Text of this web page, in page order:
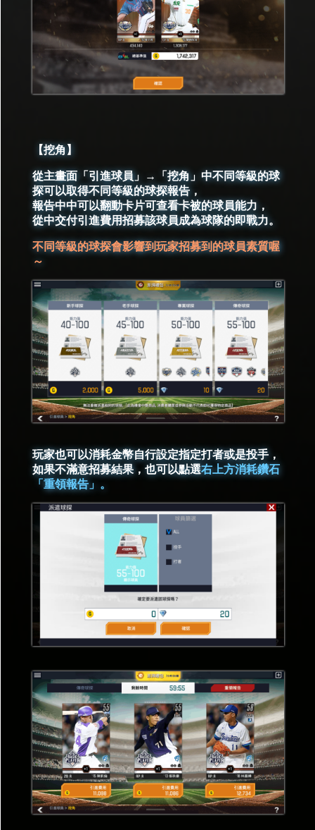
【挖角】
從主畫面「引進球員」→「挖角」中不同等級的球
探可以取得不同等級的球探報告，
報告中中可以翻動卡片可查看卡被的球員能力，
從中交付引進費用招募該球員成為球隊的即戰力。
不同等級的球探會影響到玩家招募到的球員素質喔
～
玩家也可以消耗金幣自行設定指定打者或是投手，
如果不滿意招募結果，也可以點選右上方消耗鑽石
「重領報告」。